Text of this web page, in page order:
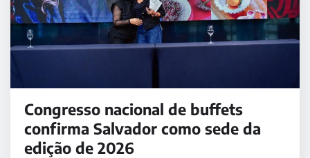
Congresso nacional de buffets
confirma Salvador como sede da
edição de 2026